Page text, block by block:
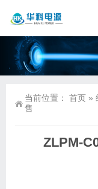
当前位置： 首页 »
售
ZLPM-